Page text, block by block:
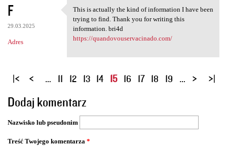
F
29.03.2025
Adres
This is actually the kind of
This is actually the kind of information I have been
trying to find. Thank you for writing this
information. bri4d
https://quandovouservacinado.com/
S
r
o
n
… 11 12 13 14 15 16 17 18 19 …
Dodaj komentarz
Nazwisko lub pseudonim
Treść Twojego komentarza *